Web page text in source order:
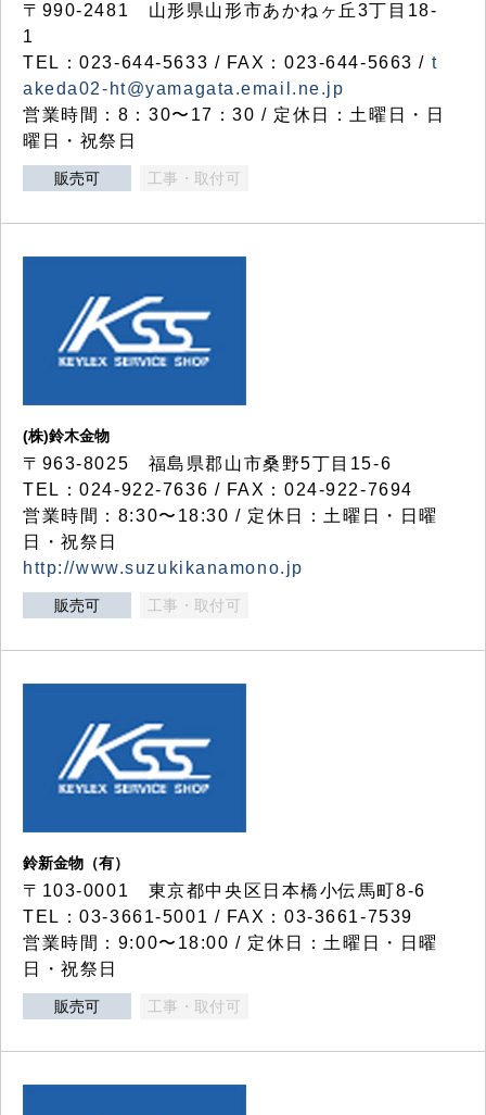
〒990-2481 山形県山形市あかねヶ丘3丁目18-
1
TEL：023-644-5633 / FAX：023-644-5663 / t
akeda02-ht@yamagata.email.ne.jp
営業時間：8：30〜17：30 / 定休日：土曜日・日
曜日・祝祭日
販売可 工事・取付可
(株)鈴木金物
〒963-8025 福島県郡山市桑野5丁目15-6
TEL：024-922-7636 / FAX：024-922-7694
営業時間：8:30〜18:30 / 定休日：土曜日・日曜
日・祝祭日
http://www.suzukikanamono.jp
販売可 工事・取付可
鈴新金物（有）
〒103-0001 東京都中央区日本橋小伝馬町8-6
TEL：03-3661-5001 / FAX：03-3661-7539
営業時間：9:00〜18:00 / 定休日：土曜日・日曜
日・祝祭日
販売可 工事・取付可